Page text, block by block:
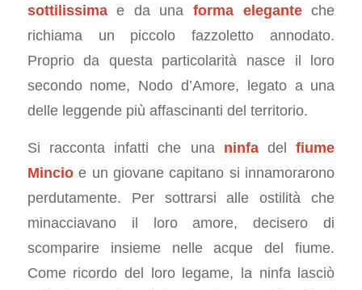
sottilissimae da unaforma eleganteche
richiama un piccolo fazzoletto annodato.
Proprio da questa particolarità nasce il loro
secondo nome, Nodo d’Amore, legato a una
delle leggende più affascinanti del territorio.
Si racconta infatti che una ninfadelfiume
Mincioe un giovane capitano si innamorarono
perdutamente. Per sottrarsi alle ostilità che
minacciavano il loro amore, decisero di
scomparire insieme nelle acque del fiume.
Come ricordo del loro legame, la ninfa lasciò